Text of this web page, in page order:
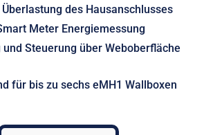
des Hausanschlusses
Meter Energiemessung
Steuerung über Weboberfläche
für bis zu sechs eMH1 Wallboxen